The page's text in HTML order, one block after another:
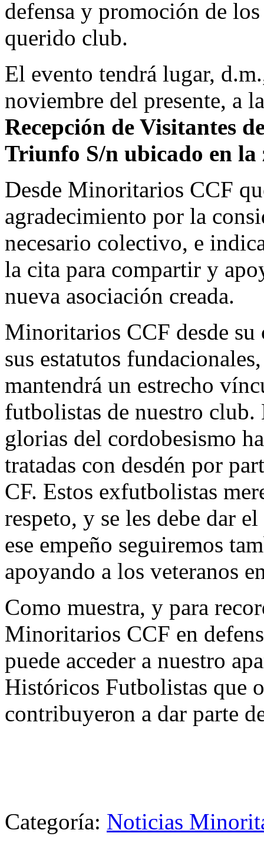
defensa y promoción de
querido club.
El evento tendrá lugar,
noviembre del presente, a
Recepción de Visitantes
Triunfo S/n ubicado en la
Desde Minoritarios CCF
agradecimiento por la
necesario colectivo, e
la cita para compartir y
nueva asociación creada.
Minoritarios CCF desde su
sus estatutos
mantendrá un estrecho
futbolistas de nuestro club.
glorias del cordobesismo
tratadas con desdén por
CF. Estos exfutbolistas
respeto, y se les debe dar
ese empeño seguiremos
apoyando a los veteranos
Como muestra, y para
Minoritarios CCF en
puede acceder a nuestro
Históricos Futbolistas que
contribuyeron a dar parte
Categoría: Noticias